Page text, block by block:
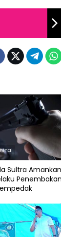
Sultra Amankan
Penembakan